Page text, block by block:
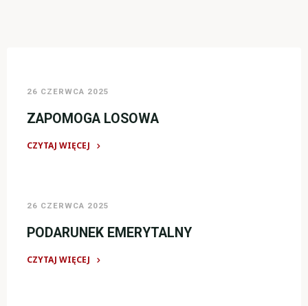
26 CZERWCA 2025
ZAPOMOGA LOSOWA
CZYTAJ WIĘCEJ
26 CZERWCA 2025
PODARUNEK EMERYTALNY
CZYTAJ WIĘCEJ